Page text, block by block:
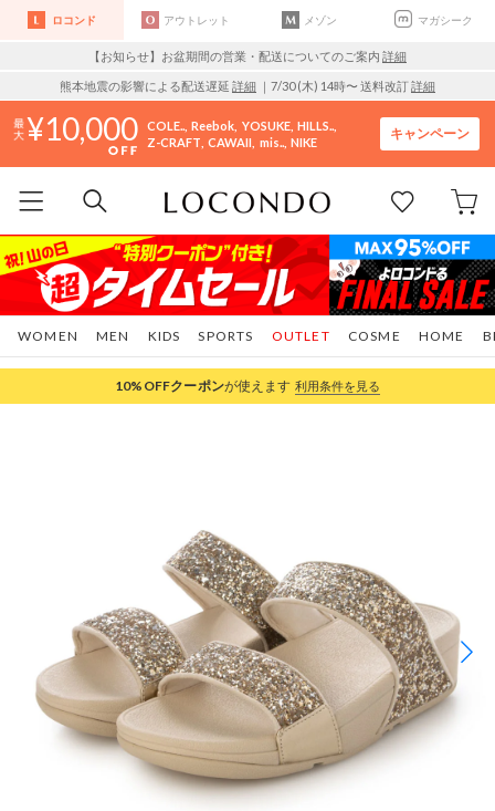
ロコンド アウトレット メゾン マガシーク
【お知らせ】お盆期間の営業・配送についてのご案内 詳細
熊本地震の影響による配送遅延 詳細 ｜7/30 (木) 14時〜 送料改訂詳細
10,000 COLE.. Reebok YOSUKE HILLS..
Z-CRAFT CAWAII mis.. NIKE
キャンペーン
WOMEN MEN KIDS SPORTS COSME HOME
OUTLET
10%OFFクーポンが使えます 利用条件を見る